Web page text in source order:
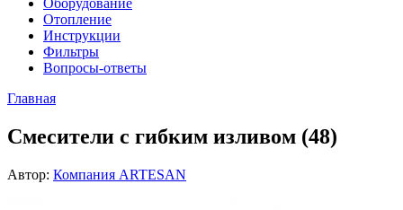
Оборудование
Отопление
Инструкции
Фильтры
Вопросы-ответы
Главная
Смесители с гибким изливом (48)
Автор: Компания ARTESAN